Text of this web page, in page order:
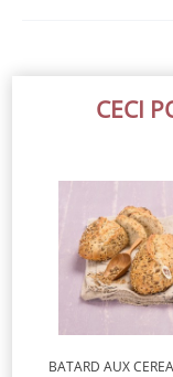
CECI
BATARD AUX